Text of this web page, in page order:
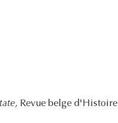
, Revue belge d'Histoire